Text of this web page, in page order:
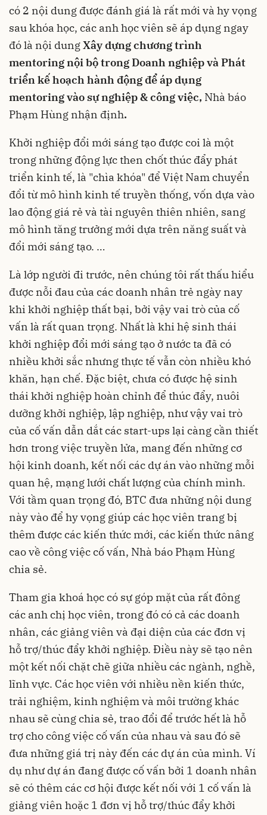
có 2 nội dung được đánh giá là rất mới và hy vọng
sau khóa học, các anh học viên sẽ áp dụng ngay
đó là nội dungXây dựng chương trình
mentoring nội bộ trong Doanh nghiệp và Phát
triển kế hoạch hành động để áp dụng
mentoring vào sự nghiệp & công việc, Nhà báo
Phạm Hùng nhận định.
Khởi nghiệp đổi mới sáng tạo được coi là một
trong những động lực then chốt thúc đẩy phát
triển kinh tế, là "chìa khóa" để Việt Nam chuyển
đổi từ mô hình kinh tế truyền thống, vốn dựa vào
lao động giá rẻ và tài nguyên thiên nhiên, sang
mô hình tăng trưởng mới dựa trên năng suất và
đổi mới sáng tạo. …
Là lớp người đi trước, nên chúng tôi rất thấu hiểu
được nỗi đau của các doanh nhân trẻ ngày nay
khi khởi nghiệp thất bại, bởi vậy vai trò của cố
vấn là rất quan trọng. Nhất là khi hệ sinh thái
khởi nghiệp đổi mới sáng tạo ở nước ta đã có
nhiều khởi sắc nhưng thực tế vẫn còn nhiều khó
khăn, hạn chế. Đặc biệt, chưa có được hệ sinh
thái khởi nghiệp hoàn chỉnh để thúc đẩy, nuôi
dưỡng khởi nghiệp, lập nghiệp, như vậy vai trò
của cố vấn dẫn dắt các start-ups lại càng cần thiết
hơn trong việc truyền lửa, mang đến những cơ
hội kinh doanh, kết nối các dự án vào những mỗi
quan hệ, mạng lưới chất lượng của chính mình.
Với tầm quan trọng đó, BTC đưa những nội dung
này vào để hy vọng giúp các học viên trang bị
thêm được các kiến thức mới, các kiến thức nâng
cao về công việc cố vấn, Nhà báo Phạm Hùng
chia sẻ.
Tham gia khoá học có sự góp mặt của rất đông
các anh chị học viên, trong đó có cả các doanh
nhân, các giảng viên và đại diện của các đơn vị
hỗ trợ/thúc đẩy khởi nghiệp. Điều này sẽ tạo nên
một kết nối chặt chẽ giữa nhiều các ngành, nghề,
lĩnh vực. Các học viên với nhiều nền kiến thức,
trải nghiệm, kinh nghiệm và môi trường khác
nhau sẽ cùng chia sẻ, trao đổi để trước hết là hỗ
trợ cho công việc cố vấn của nhau và sau đó sẽ
đưa những giá trị này đến các dự án của mình. Ví
dụ như dự án đang được cố vấn bởi 1 doanh nhân
sẽ có thêm các cơ hội được kết nối với 1 cố vấn là
giảng viên hoặc 1 đơn vị hỗ trợ/thúc đẩy khởi